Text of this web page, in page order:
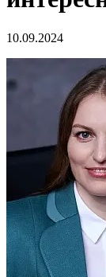
10.09.2024